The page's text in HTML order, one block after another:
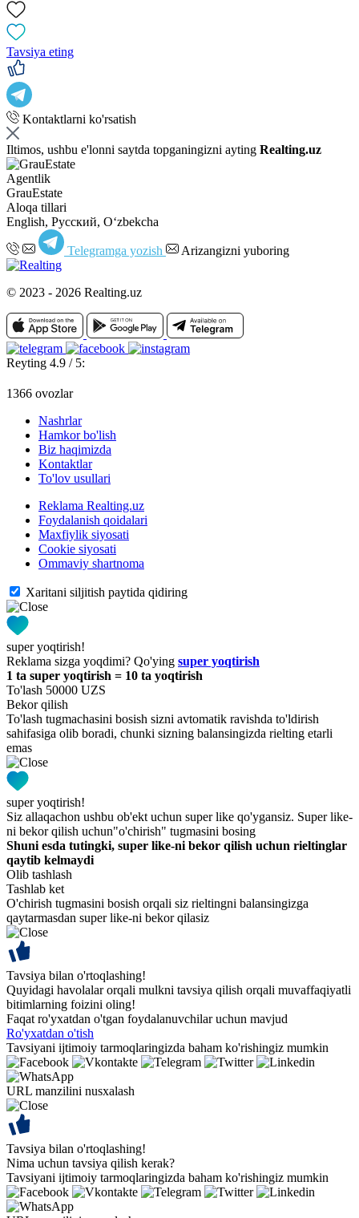
Tavsiya eting
Kontaktlarni ko'rsatish
Iltimos, ushbu e'lonni saytda topganingizni ayting Realting.uz
Agentlik
GrauEstate
Aloqa tillari
English, Русский, Oʻzbekcha
Telegramga yozish Arizangizni yuboring
© 2023 - 2026 Realting.uz
Reyting 4.9 / 5:
1366 ovozlar
Nashrlar
Hamkor bo'lish
Biz haqimizda
Kontaktlar
To'lov usullari
Reklama Realting.uz
Foydalanish qoidalari
Maxfiylik siyosati
Cookie siyosati
Ommaviy shartnoma
Xaritani siljitish paytida qidiring
super yoqtirish!
Reklama sizga yoqdimi? Qo'ying super yoqtirish
1 ta super yoqtirish = 10 ta yoqtirish
To'lash 50000 UZS
Bekor qilish
To'lash tugmachasini bosish sizni avtomatik ravishda to'ldirish
sahifasiga olib boradi, chunki sizning balansingizda rielting etarli
emas
super yoqtirish!
Siz allaqachon ushbu ob'ekt uchun super like qo'ygansiz. Super like-
ni bekor qilish uchun"o'chirish" tugmasini bosing
Shuni esda tutingki, super like-ni bekor qilish uchun rieltinglar
qaytib kelmaydi
Olib tashlash
Tashlab ket
O'chirish tugmasini bosish orqali siz rieltingni balansingizga
qaytarmasdan super like-ni bekor qilasiz
Tavsiya bilan o'rtoqlashing!
Quyidagi havolalar orqali mulkni tavsiya qilish orqali muvaffaqiyatli
bitimlarning foizini oling!
Faqat ro'yxatdan o'tgan foydalanuvchilar uchun mavjud
Ro'yxatdan o'tish
Tavsiyani ijtimoiy tarmoqlaringizda baham ko'rishingiz mumkin
URL manzilini nusxalash
Tavsiya bilan o'rtoqlashing!
Nima uchun tavsiya qilish kerak?
Tavsiyani ijtimoiy tarmoqlaringizda baham ko'rishingiz mumkin